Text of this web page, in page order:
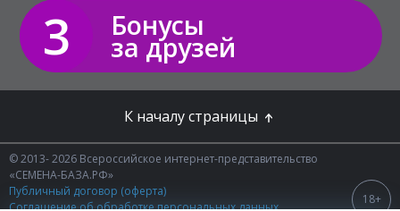
3 Бонусы
за друзей
К началу страницы
© 2013- 2026 Всероссийское интернет-представительство
«СЕМЕНА-БАЗА.РФ»
Публичный договор (оферта)
Соглашение об обработке персональных данных
18+